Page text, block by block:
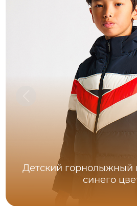
Детский горнолыжный
синего